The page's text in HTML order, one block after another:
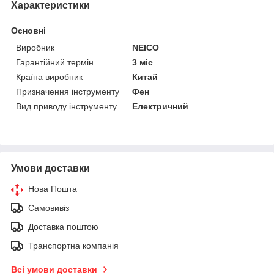
Характеристики
Основні
Виробник
NEICO
Гарантійний термін
3 міс
Країна виробник
Китай
Призначення інструменту
Фен
Вид приводу інструменту
Електричний
Умови доставки
Нова Пошта
Самовивіз
Доставка поштою
Транспортна компанія
Всі умови доставки